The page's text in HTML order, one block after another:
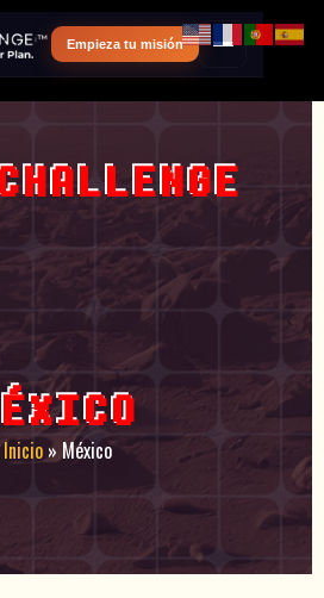
Empieza tu misión
Inicio» México